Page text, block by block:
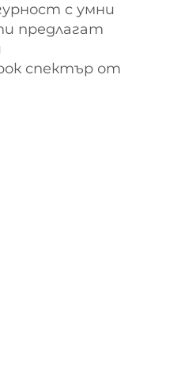
с умни
предлагат
спектър от